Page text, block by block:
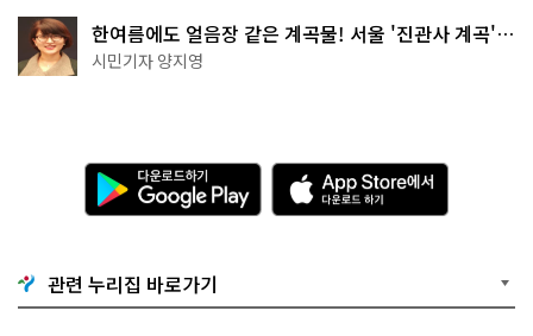
한여름에도 얼음장 같은 계곡물! 서울 '진관사 계곡'이
천국이네~
시민기자 양지영
다
운
로
기
G
o
A
p
p
e
관련 누리집 바로가기